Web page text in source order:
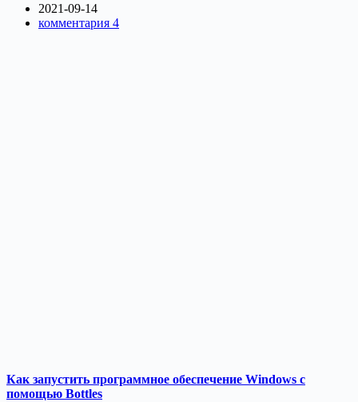
2021-09-14
комментария 4
Как запустить программное обеспечение Windows с
помощью Bottles